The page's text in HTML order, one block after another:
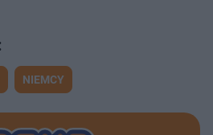
NIEMCY